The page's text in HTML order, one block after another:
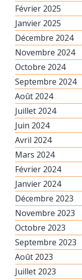
Février 2025
Janvier 2025
Décembre 2024
Novembre 2024
Octobre 2024
Septembre 2024
Août 2024
Juillet 2024
Juin 2024
Avril 2024
Mars 2024
Février 2024
Janvier 2024
Décembre 2023
Novembre 2023
Octobre 2023
Septembre 2023
Août 2023
Juillet 2023